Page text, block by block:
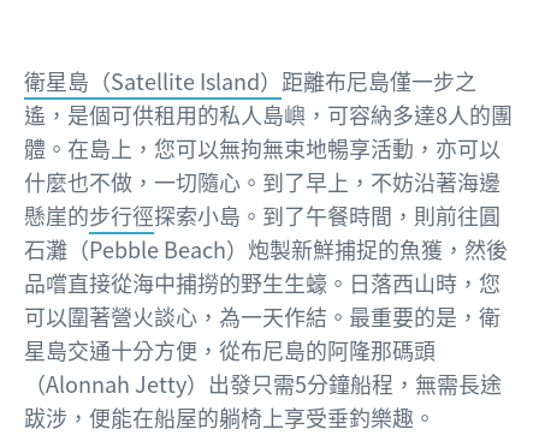
衛星島（Satellite Island） 距離布尼島僅一步之
遙，是個可供租用的私人島嶼，可容納多達8人的團
體。在島上，您可以無拘無束地暢享活動，亦可以
什麼也不做，一切隨心。到了早上，不妨沿著海邊
懸崖的步行徑探索小島。到了午餐時間，則前往圓
石灘（Pebble Beach）炮製新鮮捕捉的魚獲，然後
品嚐直接從海中捕撈的野生生蠔。日落西山時，您
可以圍著營火談心，為一天作結。最重要的是，衛
星島交通十分方便，從布尼島的阿隆那碼頭
（Alonnah Jetty）出發只需5分鐘船程，無需長途
跋涉，便能在船屋的躺椅上享受垂釣樂趣。